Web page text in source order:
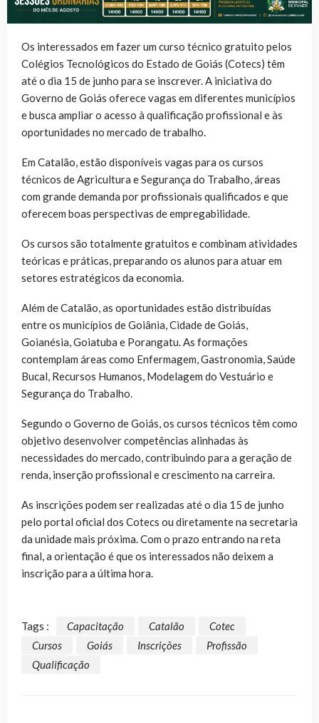
Os interessados em fazer um curso técnico gratuito pelos
Colégios Tecnológicos do Estado de Goiás (Cotecs) têm
até o dia 15 de junho para se inscrever. A iniciativa do
Governo de Goiás oferece vagas em diferentes municípios
e busca ampliar o acesso à qualificação profissional e às
oportunidades no mercado de trabalho.
Em Catalão, estão disponíveis vagas para os cursos
técnicos de Agricultura e Segurança do Trabalho, áreas
com grande demanda por profissionais qualificados e que
oferecem boas perspectivas de empregabilidade.
Os cursos são totalmente gratuitos e combinam atividades
teóricas e práticas, preparando os alunos para atuar em
setores estratégicos da economia.
Além de Catalão, as oportunidades estão distribuídas
entre os municípios de Goiânia, Cidade de Goiás,
Goianésia, Goiatuba e Porangatu. As formações
contemplam áreas como Enfermagem, Gastronomia, Saúde
Bucal, Recursos Humanos, Modelagem do Vestuário e
Segurança do Trabalho.
Segundo o Governo de Goiás, os cursos técnicos têm como
objetivo desenvolver competências alinhadas às
necessidades do mercado, contribuindo para a geração de
renda, inserção profissional e crescimento na carreira.
As inscrições podem ser realizadas até o dia 15 de junho
pelo portal oficial dos Cotecs ou diretamente na secretaria
da unidade mais próxima. Com o prazo entrando na reta
final, a orientação é que os interessados não deixem a
inscrição para a última hora.
Tags : Capacitação Catalão
Cotec
Cursos
Goiás Inscrições
Profissão
Qualificação